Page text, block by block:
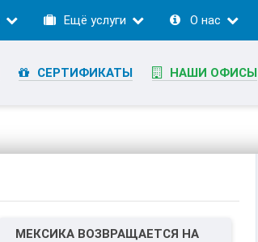
Ещё услуги О нас
СЕРТИФИКАТЫ НАШИ ОФИСЫ
МЕКСИКА ВОЗВРАЩАЕТСЯ НА